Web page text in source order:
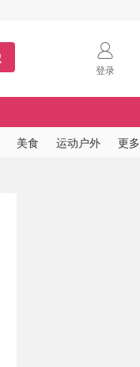
登录
美食 运动户外 更多